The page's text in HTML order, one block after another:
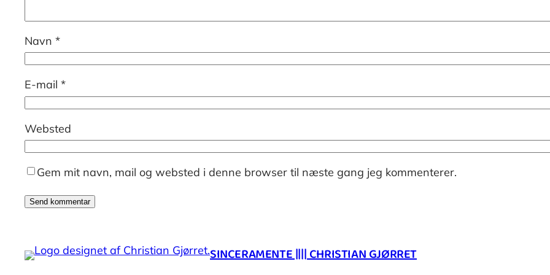
Navn *
E-mail *
Websted
Gem mit navn, mail og websted i denne browser til næste gang jeg kommenterer.
SINCERAMENTE |||| CHRISTIAN GJØRRET